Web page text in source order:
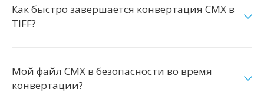
Как быстро завершается конвертация CMX в
TIFF?
Мой файл CMX в безопасности во время
конвертации?